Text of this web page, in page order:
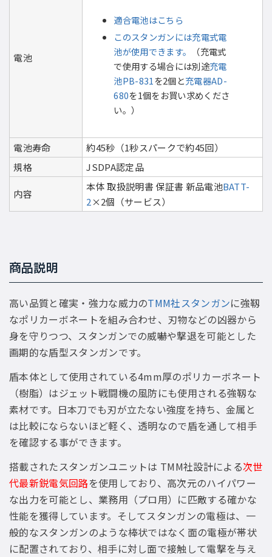
電池
適合電池はこちら
このスタンガンには充電式電
池が使用できます。
（充電式
で使用する場合には別途充電
池PB-831を2個と充電器AD-
680を1個をお買い求めくださ
い。）
電池寿命
約45秒（1秒スパークで約45回）
規格
JSDPA認定品
内容
本体 取扱説明書 保証書 新品電池BATT-
2 ×2個（サービス）
商品説明
高い品質と確実・強力な威力のTMM社スタンガンに強靱
なポリカーボネートを組み合わせ、刃物などの凶器から
身を守りつつ、スタンガンでの威嚇や撃退を可能とした
画期的な盾型スタンガンです。
盾本体として使用されている4mm厚のポリカーボネート
（樹脂）はジェット戦闘機の風防にも使用される強靱な
素材です。日本刀でも刃が立たない強度を持ち、金属と
は比較にならないほど軽く、透明なので盾を通して相手
を確認する事ができます。
搭載されたスタンガンユニットは TMM社設計による次世
代最新鋭電気回路を使用しており、高次元のハイパワー
な出力を可能とし、業務用（プロ用）に匹敵する確かな
性能を獲得しています。そしてスタンガンの電極は、一
般的なスタンガンのような棒状ではなく面の電極が帯状
に配置されており、相手に対し面で接触して電撃を与え